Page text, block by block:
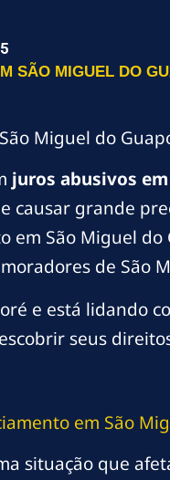
SÃO MIGUEL DO
Miguel do
juros abusivos
causar grande
em São Miguel
de São
e está lidando
seus
em São
situação que